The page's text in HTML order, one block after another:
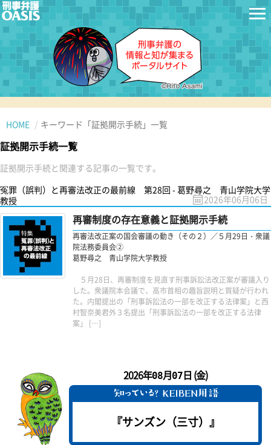
HOME キーワード「証拠開示手続」一覧
証拠開示手続一覧
証拠開示手続と関連する記事の一覧です。
冤罪（誤判）と再審法改正の最前線 第28回 - 葛野尋之 青山学院大学
教授
2026年06月06日
再審制度の存在意義と証拠開示手続
再審法改正案の国会審議の動き（その２）／５月29日・衆議
院法務委員会②
葛野尋之 青山学院大学教授
５月28日、再審制度を見直す刑事訴訟法改正案が審議入り
した。衆議院本会議で、高市首相の趣旨説明と質疑が行われ
た。内閣提出の「刑事訴訟法の一部を改正する法律案」と西
村智奈美君外３名提出「刑事訴訟法の一部を改正する法律
案」 […]
2026年08月07日 (金)
『サンズン（三寸）』